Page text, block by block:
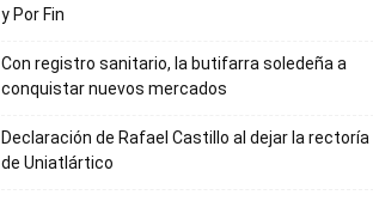
y Por Fin
Con registro sanitario, la butifarra soledeña a
conquistar nuevos mercados
Declaración de Rafael Castillo al dejar la rectoría
de Uniatlártico